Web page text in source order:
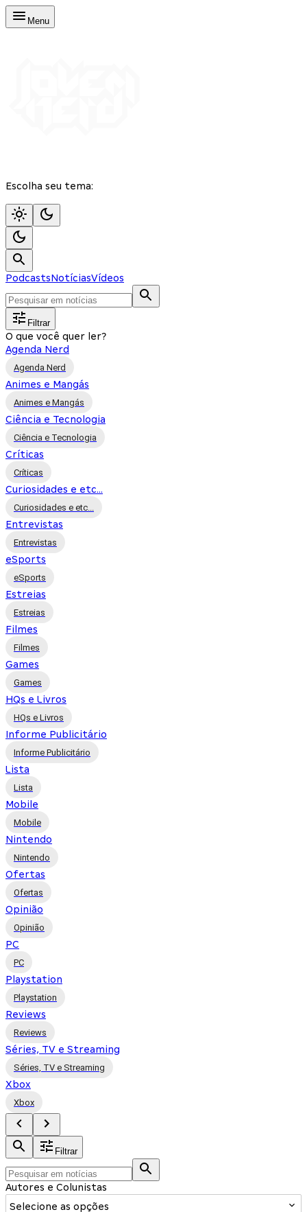
Menu
Escolha seu tema:
PodcastsNotíciasVídeos
Filtrar
O que você quer ler?
Agenda Nerd
Agenda Nerd
Animes e Mangás
Animes e Mangás
Ciência e Tecnologia
Ciência e Tecnologia
Críticas
Críticas
Curiosidades e etc...
Curiosidades e etc...
Entrevistas
Entrevistas
eSports
eSports
Estreias
Estreias
Filmes
Filmes
Games
Games
HQs e Livros
HQs e Livros
Informe Publicitário
Informe Publicitário
Lista
Lista
Mobile
Mobile
Nintendo
Nintendo
Ofertas
Ofertas
Opinião
Opinião
PC
PC
Playstation
Playstation
Reviews
Reviews
Séries, TV e Streaming
Séries, TV e Streaming
Xbox
Xbox
Filtrar
Autores e Colunistas
Selecione as opções